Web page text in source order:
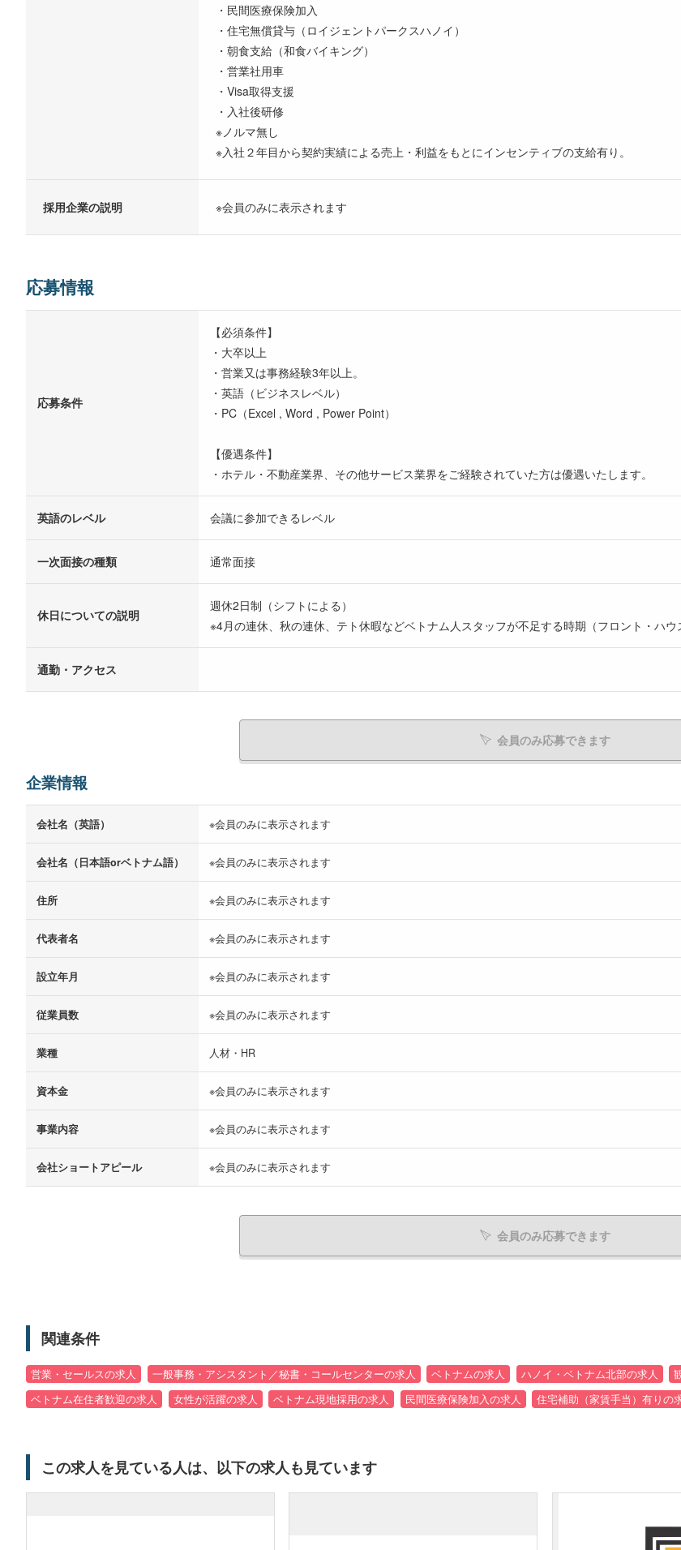
・民間医療保険加入
・住宅無償貸与（ロイジェントパークスハノイ）
・朝食支給（和食バイキング）
・営業社用車
・Visa取得支援
・入社後研修
※ノルマ無し
※入社２年目から契約実績による売上・利益をもとにインセンティブの支給有り。
採用企業の説明 ※会員のみに表示されます
応募情報
応募条件
【必須条件】
・大卒以上
・営業又は事務経験3年以上。
・英語（ビジネスレベル）
・PC（Excel , Word , Power Point）
【優遇条件】
・ホテル・不動産業界、その他サービス業界をご経験されていた方は優遇いたします。
英語のレベル 会議に参加できるレベル
一次面接の種類 通常面接
休日についての説明
週休2日制（シフトによる）
※4月の連休、秋の連休、テト休暇などベトナム人スタッフが不足する時期（フロント・ハ
通勤・アクセス
会員のみ応募できます
企業情報
会社名（英語） ※会員のみに表示されます
会社名（日本語orベトナム語） ※会員のみに表示されます
住所 ※会員のみに表示されます
代表者名 ※会員のみに表示されます
設立年月 ※会員のみに表示されます
従業員数 ※会員のみに表示されます
業種 人材・HR
資本金 ※会員のみに表示されます
事業内容 ※会員のみに表示されます
会社ショートアピール ※会員のみに表示されます
会員のみ応募できます
関連条件
営業・セールスの求人 一般事務・アシスタント／秘書・コールセンターの求人 ベトナムの求人 ハノイ・ベトナム北部の求人
ベトナム在住者歓迎の求人
女性が活躍の求人 ベトナム現地採用の求人 民間医療保険加入の求人 住宅補助（家賃手当）有りの
この求人を見ている人は、以下の求人も見ています